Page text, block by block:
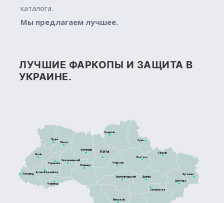
каталога.
Мы предлагаем лучшее.
ЛУЧШИЕ ФАРКОПЫ И ЗАЩИТА В
УКРАИНЕ.
Луцьк
Київ
Житомир
Тернопіль
Рівне
Львів
Дніпро
Кропивницький
Харків
Полтава
Черкаси
Суми
Чернігів
Запоріжжя
Донецьк
Луганськ
Ужгород
Чернівці
Вінниця
Хмельницький
Івано-Франківськ
Миколаїв